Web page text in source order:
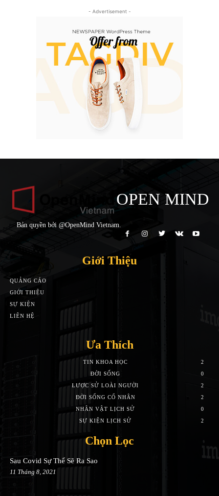
- Advertisement -
OPEN MIND
Bản quyền bởi @OpenMind Vietnam.
Giới Thiệu
QUẢNG CÁO
GIỚI THIỆU
SỰ KIỆN
LIÊN HỆ
Ưa Thích
TIN KHOA HỌC
2
ĐỜI SỐNG
0
LƯỢC SỬ LOÀI NGƯỜI
2
ĐỜI SỐNG CỔ NHÂN
2
NHÂN VẬT LỊCH SỬ
0
SỰ KIỆN LỊCH SỬ
2
Chọn Lọc
Sau Covid Sự Thể Sẽ Ra Sao
11 Tháng 8, 2021